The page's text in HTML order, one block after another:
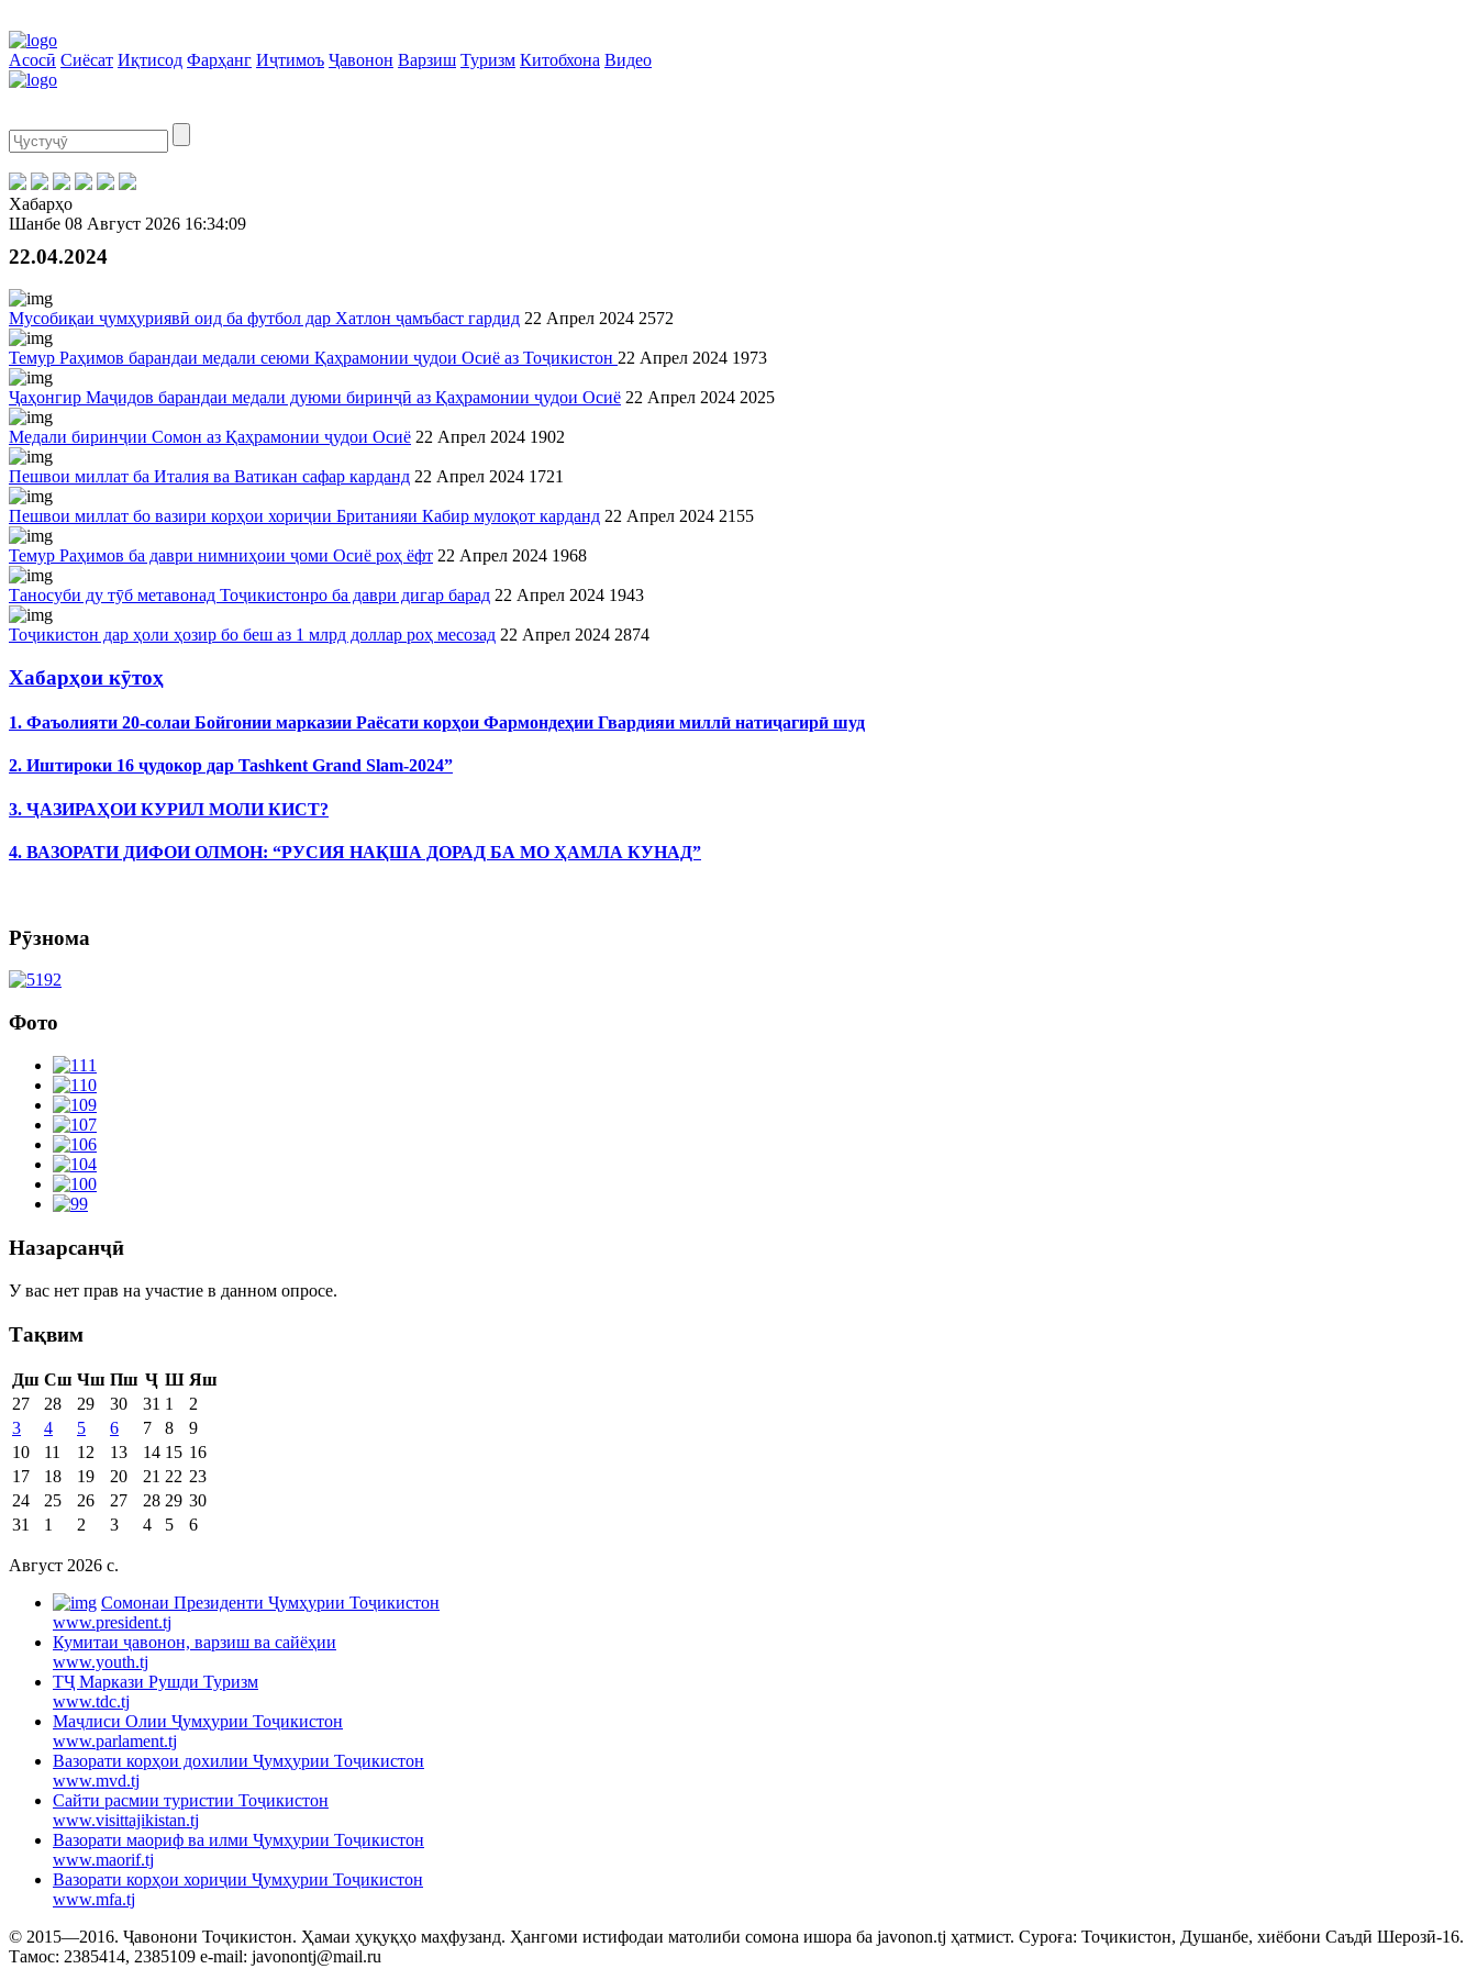
Асосӣ Сиёсат Иқтисод Фарҳанг Иҷтимоъ Ҷавонон Варзиш Туризм Китобхона Видео
Хабарҳо
Шанбе 08 Август 2026 16:34:10
22.04.2024
Мусобиқаи ҷумҳуриявӣ оид ба футбол дар Хатлон ҷамъбаст гардид 22 Апрел 2024 2572
Темур Раҳимов барандаи медали сеюми Қаҳрамонии ҷудои Осиё аз Тоҷикистон 22 Апрел 2024 1973
Ҷаҳонгир Маҷидов барандаи медали дуюми биринҷӣ аз Қаҳрамонии ҷудои Осиё 22 Апрел 2024 2025
Медали биринҷии Сомон аз Қаҳрамонии ҷудои Осиё 22 Апрел 2024 1902
Пешвои миллат ба Италия ва Ватикан сафар карданд 22 Апрел 2024 1721
Пешвои миллат бо вазири корҳои хориҷии Британияи Кабир мулоқот карданд 22 Апрел 2024 2155
Темур Раҳимов ба даври нимниҳоии ҷоми Осиё роҳ ёфт 22 Апрел 2024 1968
Таносуби ду тӯб метавонад Тоҷикистонро ба даври дигар барад 22 Апрел 2024 1943
Тоҷикистон дар ҳоли ҳозир бо беш аз 1 млрд доллар роҳ месозад 22 Апрел 2024 2874
Хабарҳои кӯтоҳ
1. Фаъолияти 20-солаи Бойгонии марказии Раёсати корҳои Фармондеҳии Гвардияи миллӣ натиҷагирӣ шуд
2. Иштироки 16 ҷудокор дар Tashkent Grand Slam-2024”
3. ҶАЗИРАҲОИ КУРИЛ МОЛИ КИСТ?
4. ВАЗОРАТИ ДИФОИ ОЛМОН: “РУСИЯ НАҚША ДОРАД БА МО ҲАМЛА КУНАД”
Рӯзнома
Фото
Назарсанҷӣ
У вас нет прав на участие в данном опросе.
Тақвим
Дш Сш Чш Пш Ҷ Ш Яш
27
28 29 30 31 1
2
3
4 5 6 7 8
9
10
11 12 13 14 15 16
17
18 19 20 21 22 23
24
25 26 27 28 29 30
31
1 2 3 4 5 6
Август 2026 c.
Cомонаи Президенти Ҷумҳурии Тоҷикистон
www.president.tj
Кумитаи ҷавонон, варзиш ва сайёҳии
www.youth.tj
ТҶ Маркази Рушди Туризм
www.tdc.tj
Маҷлиси Олии Ҷумҳурии Тоҷикистон
www.parlament.tj
Вазорати корҳои дохилии Ҷумҳурии Тоҷикистон
www.mvd.tj
Сайти расмии туристии Тоҷикистон
www.visittajikistan.tj
Вазорати маориф ва илми Ҷумҳурии Тоҷикистон
www.maorif.tj
Вазорати корҳои хориҷии Ҷумҳурии Тоҷикистон
www.mfa.tj
© 2015—2016. Ҷавонони Тоҷикистон. Ҳамаи ҳуқуқҳо маҳфузанд. Ҳангоми истифодаи матолиби сомона ишора ба javonon.tj ҳатмист. Суроға: Тоҷикистон, Душанбе, хиёбони Саъдӣ Шерозӣ-16.
Тамос: 2385414, 2385109 e-mail: javonontj@mail.ru